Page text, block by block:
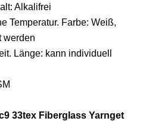
Alkalifrei
Temperatur. Farbe: Weiß,
werden
Länge: kann individuell